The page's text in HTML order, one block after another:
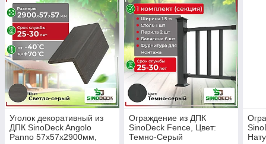
Уголок декоративный из
ДПК SinoDeck Angolo
Panno 57х57х2900мм,
Ограждение из ДПК
SinoDeck Fence, Цвет:
Темно-Серый